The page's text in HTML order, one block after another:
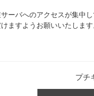
ーバへのアクセスが集中
ますようお願いいたします
プチ